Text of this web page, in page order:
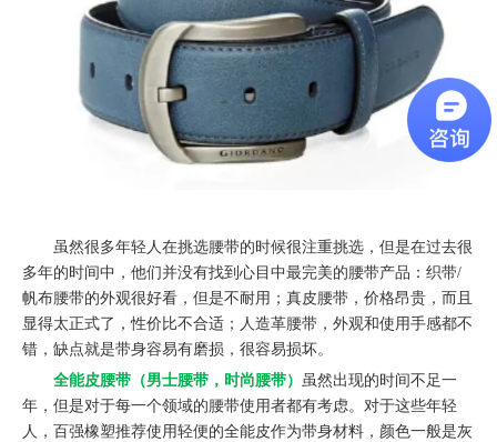
虽然很多年轻人在挑选腰带的时候很注重挑选，但是在过去很
多年的时间中，他们并没有找到心目中最完美的腰带产品：织带/
帆布腰带的外观很好看，但是不耐用；真皮腰带，价格昂贵，而且
显得太正式了，性价比不合适；人造革腰带，外观和使用手感都不
错，缺点就是带身容易有磨损，很容易损坏。
全能皮腰带（男士腰带，时尚腰带） 虽然出现的时间不足一
年，但是对于每一个领域的腰带使用者都有考虑。对于这些年轻
人，百强橡塑推荐使用轻便的全能皮作为带身材料，颜色一般是灰